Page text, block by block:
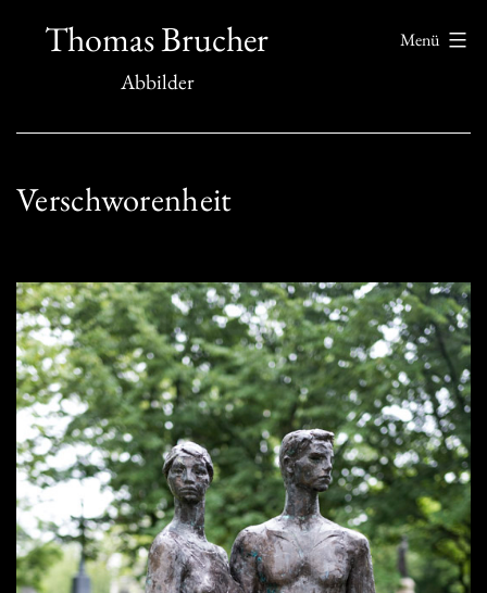
InhaltThomas Brucher
Abbilder
Menü
Verschworenheit